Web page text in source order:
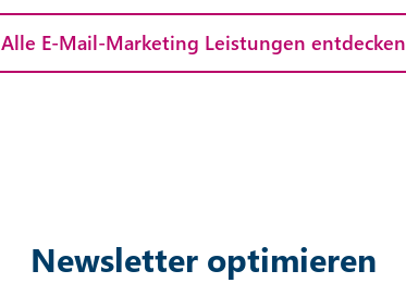
Alle E-Mail-Marketing Leistungen entdecken
Newsletter optimieren